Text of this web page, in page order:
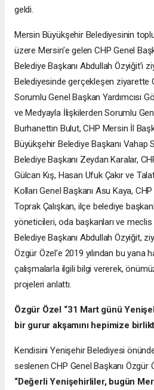
geldi.
Mersin Büyükşehir Belediyesinin
üzere Mersin’e gelen CHP Genel
Belediye Başkanı Abdullah Özyiğit’i
Belediyesinde gerçekleşen ziyarette
Sorumlu Genel Başkan Yardımcısı
ve Medyayla İlişkilerden Sorumlu
Burhanettin Bulut, CHP Mersin İl
Büyükşehir Belediye Başkanı Vahap
Belediye Başkanı Zeydan Karalar,
Gülcan Kış, Hasan Ufuk Çakır ve
Kolları Genel Başkanı Asu Kaya,
Toprak Çalışkan, ilçe belediye
yöneticileri, oda başkanları ve
Belediye Başkanı Abdullah Özyiğit,
Özgür Özel’e 2019 yılından bu yana
çalışmalarla ilgili bilgi vererek,
projeleri anlattı.
Özgür Özel “31 Mart günü
bir gurur akşamını hepimize
Kendisini Yenişehir Belediyesi
seslenen CHP Genel Başkanı Özgür
“Değerli Yenişehirliler, bugün